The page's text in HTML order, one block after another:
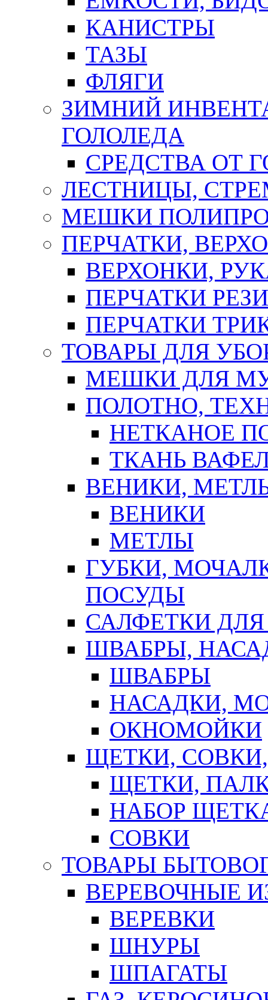
КАНИСТРЫ
ТАЗЫ
ФЛЯГИ
ЗИМНИЙ
ГОЛОЛЕДА
СРЕДСТВА ОТ
ЛЕСТНИЦЫ,
МЕШКИ
ПЕРЧАТКИ,
ВЕРХОНКИ,
ПЕРЧАТКИ
ПЕРЧАТКИ
ТОВАРЫ ДЛЯ
МЕШКИ ДЛЯ
ПОЛОТНО,
НЕТКАНОЕ
ТКАНЬ
ВЕНИКИ,
ВЕНИКИ
МЕТЛЫ
ГУБКИ,
ПОСУДЫ
САЛФЕТКИ
ШВАБРЫ,
ШВАБРЫ
НАСАДКИ,
ОКНОМОЙКИ
ЩЕТКИ,
ЩЕТКИ,
НАБОР
СОВКИ
ТОВАРЫ
ВЕРЕВОЧНЫЕ
ВЕРЕВКИ
ШНУРЫ
ШПАГАТЫ